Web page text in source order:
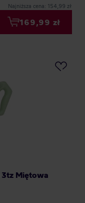
Najniższa cena: 154,99 zł
169,99 zł
3tz Miętowa